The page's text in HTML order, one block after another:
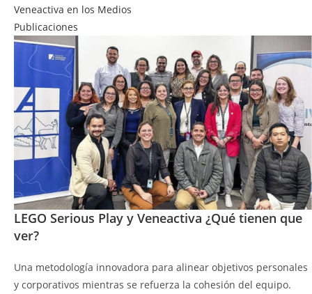
Veneactiva en los Medios
Publicaciones
LEGO Serious Play y Veneactiva ¿Qué tienen que
ver?
Una metodología innovadora para alinear objetivos personales
y corporativos mientras se refuerza la cohesión del equipo.